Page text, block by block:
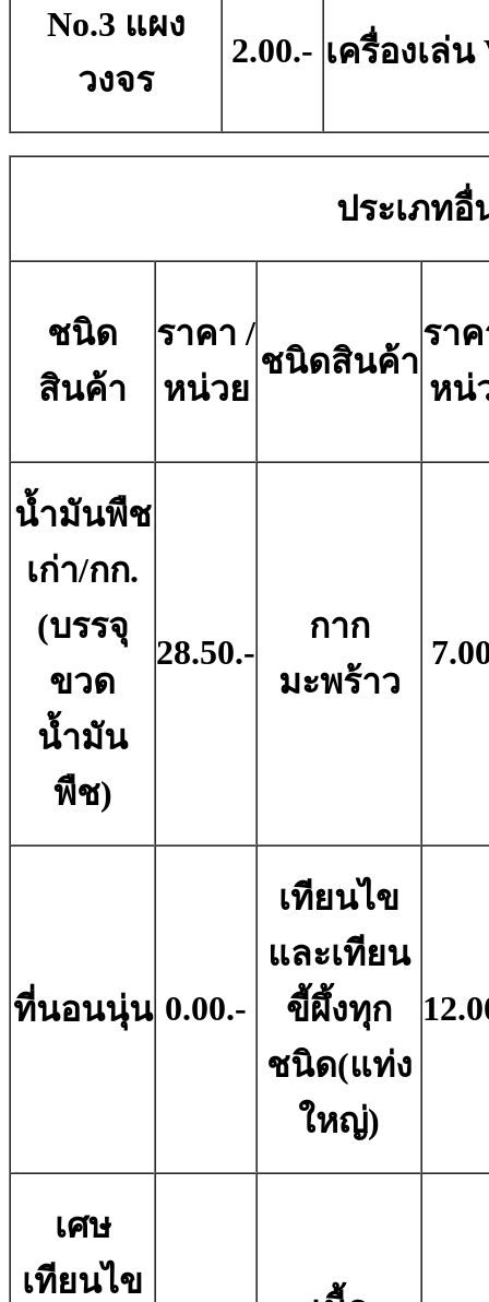
No.3 แผง
วงจร
2.00.- เครื่องเล่
ประเภทอื่
ชนิด
สินค้า
ราคา /
หน่วย
ชนิดสินค้า
รา
หน่
น้ำมันพืช
เก่า/กก.
(บรรจุ
ขวด
น้ำมัน
พืช)
28.50.-
กาก
มะพร้าว
ที่นอนนุ่น 0.00.-
เทียนไข
และเทียน
ขี้ผึ้งทุก
ชนิด(แท่ง
ใหญ่)
เศษ
เทียนไข